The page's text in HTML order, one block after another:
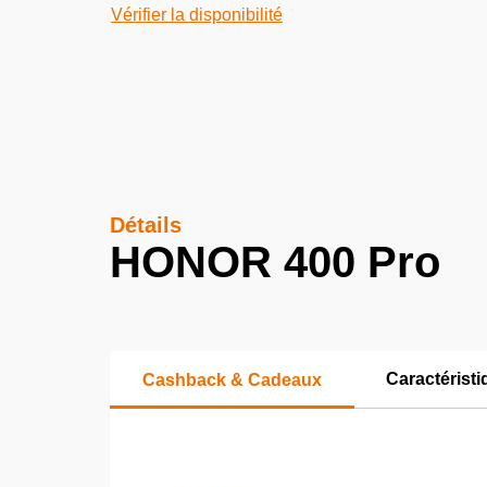
Vérifier la disponibilité
Détails
HONOR 400 Pro
Cashback & Cadeaux